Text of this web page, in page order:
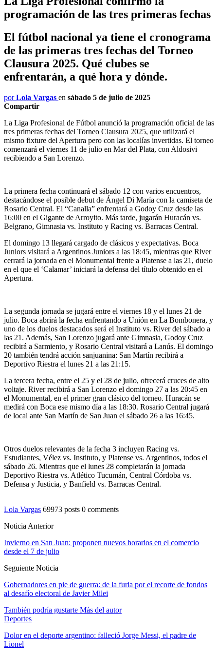
programación de las tres primeras fechas
El fútbol nacional ya tiene el cronograma
de las primeras tres fechas del Torneo
Clausura 2025. Qué clubes se
enfrentarán, a qué hora y dónde.
porLola Vargas en sábado 5 de julio de 2025
Compartir
La Liga Profesional de Fútbol anunció la programación oficial de las
tres primeras fechas del Torneo Clausura 2025, que utilizará el
mismo fixture del Apertura pero con las localías invertidas. El torneo
comenzará el viernes 11 de julio en Mar del Plata, con Aldosivi
recibiendo a San Lorenzo.
La primera fecha continuará el sábado 12 con varios encuentros,
destacándose el posible debut de Ángel Di María con la camiseta de
Rosario Central. El “Canalla” enfrentará a Godoy Cruz desde las
16:00 en el Gigante de Arroyito. Más tarde, jugarán Huracán vs.
Belgrano, Gimnasia vs. Instituto y Racing vs. Barracas Central.
El domingo 13 llegará cargado de clásicos y expectativas. Boca
Juniors visitará a Argentinos Juniors a las 18:45, mientras que River
cerrará la jornada en el Monumental frente a Platense a las 21, duelo
en el que el ‘Calamar’ iniciará la defensa del título obtenido en el
Apertura.
La segunda jornada se jugará entre el viernes 18 y el lunes 21 de
julio. Boca abrirá la fecha enfrentando a Unión en La Bombonera, y
uno de los duelos destacados será el Instituto vs. River del sábado a
las 21. Además, San Lorenzo jugará ante Gimnasia, Godoy Cruz
recibirá a Sarmiento, y Rosario Central visitará a Lanús. El domingo
20 también tendrá acción sanjuanina: San Martín recibirá a
Deportivo Riestra el lunes 21 a las 21:15.
La tercera fecha, entre el 25 y el 28 de julio, ofrecerá cruces de alto
voltaje. River recibirá a San Lorenzo el domingo 27 a las 20:45 en
el Monumental, en el primer gran clásico del torneo. Huracán se
medirá con Boca ese mismo día a las 18:30. Rosario Central jugará
de local ante San Martín de San Juan el sábado 26 a las 16:45.
Otros duelos relevantes de la fecha 3 incluyen Racing vs.
Estudiantes, Vélez vs. Instituto, y Platense vs. Argentinos, todos el
sábado 26. Mientras que el lunes 28 completarán la jornada
Deportivo Riestra vs. Atlético Tucumán, Central Córdoba vs.
Defensa y Justicia, y Banfield vs. Barracas Central.
Lola Vargas 69973 posts 0 comments
Noticia Anterior
Invierno en San Juan: proponen nuevos horarios en el comercio
desde el 7 de julio
Seguiente Noticia
Gobernadores en pie de guerra: de la furia por el recorte de fondos
al desafío electoral de Javier Milei
También podría gustarte Más del autor
Deportes
Dolor en el deporte argentino: falleció Jorge Messi, el padre de
Lionel